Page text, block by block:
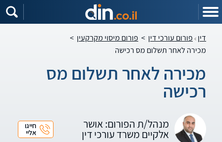
דין פורום עורכי דין > פורום מיסוי מקרקעין >
מכירה לאחר תשלום מס רכישה
מכירה לאחר תשלום מס
רכישה
מנהל/ת הפורום: אושר
אלקיים משרד עורכי דין
חייגו
אליי